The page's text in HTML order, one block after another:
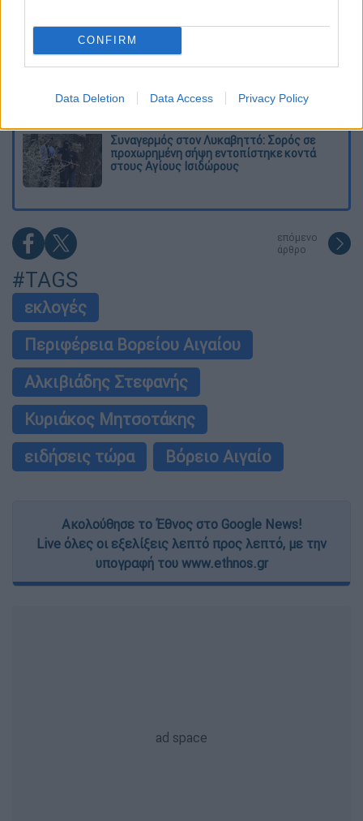
CONFIRM
Data Deletion Data Access Privacy Policy
χιλιάδες μετανάστες στη Θέουτα
πρόταση για σεξουαλική συνεύρεση
Συναγερμός στον Λυκαβηττό: Σορός σε
προχωρημένη σήψη εντοπίστηκε κοντά
στους Αγίους Ισιδώρους
επόμενο
άρθρο
#TAGS
εκλογές
Περιφέρεια Βορείου Αιγαίου
Αλκιβιάδης Στεφανής
Κυριάκος Μητσοτάκης
ειδήσεις τώρα
Βόρειο Αιγαίο
Ακολούθησε το Έθνος στο Google News!
Live όλες οι εξελίξεις λεπτό προς λεπτό, με την
υπογραφή του www.ethnos.gr